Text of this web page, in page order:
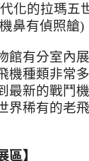
化的拉瑪五
鼻有偵照艙)
館有分室內
機種類非常
最新的戰鬥
界稀有的老
區】